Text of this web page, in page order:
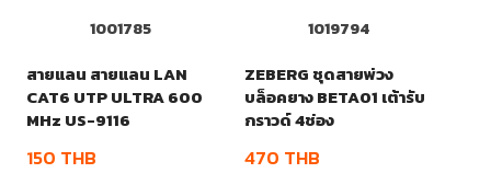
1001785
สายแลน สายแลน LAN
CAT6 UTP ULTRA 600
MHz US-9116
150 THB
1019794
ZEBERG ชุดสายพ่วง
บล็อคยาง BETA01 เต้ารับ
กราวด์ 4ช่อง
470 THB